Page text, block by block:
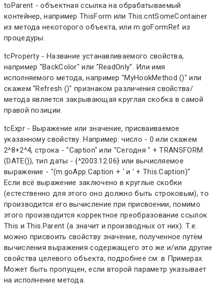
toParent - объектная ссылка на обрабатываемый
контейнер, например ThisForm или This.cntSomeContainer
из метода некоторого объекта, или m.goFormRef из
процедуры.
tcProperty - Название устанавливаемого свойства,
например "BackColor" или "ReadOnly". Или имя
исполняемого метода, например "MyHookMethod ()" или
скажем "Refresh ()" признаком различения свойства/
метода является закрывающая круглая скобка в самой
правой позиции.
tcExpr - Выражение или значение, присваиваемое
указанному свойству. Например: число - 0 или скажем
2^8+2^4, строка - "Caption" или "Сегодня " + TRANSFORM
(DATE()), тип даты - {^2003.12.06} или вычисляемое
выражение - "(m.goApp.Caption + ' и ' + This.Caption)"
Если всё выражение заключено в круглые скобки
(естественно для этого оно должно быть строковым), то
производится его вычисление при присвоении, помимо
этого производится корректное преобразование ссылок
This и This.Parent (а значит и производных от них). Т.е.
можно присвоить свойству значение, полученное путём
вычисления выражения содержащего это же и/или другие
свойства целевого объекта, подробнее см. в Примерах.
Может быть пропущен, если второй параметр указывает
на исполнение метода.